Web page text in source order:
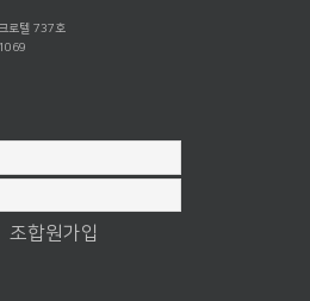
로텔 737호
조합원가입